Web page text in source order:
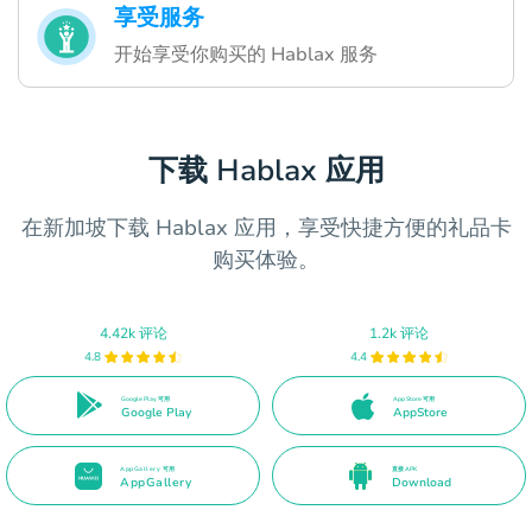
享受服务
开始享受你购买的 Hablax 服务
下载 Hablax 应用
在新加坡下载 Hablax 应用，享受快捷方便的礼品卡
购买体验。
4.42k 评论
4.8
Google Play 可用
Google Play
1.2k 评论
4.4
App Store 可用
AppStore
AppGallery 可用
AppGallery
直接 APK
Download